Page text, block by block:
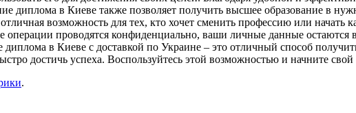
диплома в Киеве также позволяет получить высшее образование в
возможность для тех, кто хочет сменить профессию или начать
операции проводятся конфиденциально, ваши личные данные
диплома в Киеве с доставкой по Украине – это отличный способ
достичь успеха. Воспользуйтесь этой возможностью и начните
.